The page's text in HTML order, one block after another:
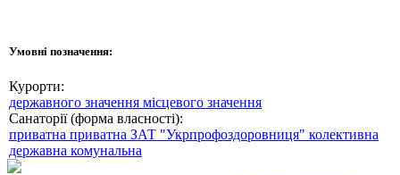
Умовні позначення:
Курорти:
державного значення місцевого значення
Санаторії (форма власності):
приватна приватна ЗАТ "Укрпрофоздоровниця" колективна
державна комунальна